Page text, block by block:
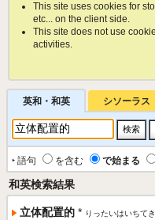
This site uses cookies for
etc... on the client side.
This site does not use
activities.
英和・和英 シソーラス
‣ 語句 を含む で始まる
和英検索結果
立体配置的 * りったいはいちてき